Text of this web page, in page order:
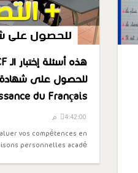
للحصول على شهادة
du Français
4:42:00 م
vos compétences en
personnelles acadé…